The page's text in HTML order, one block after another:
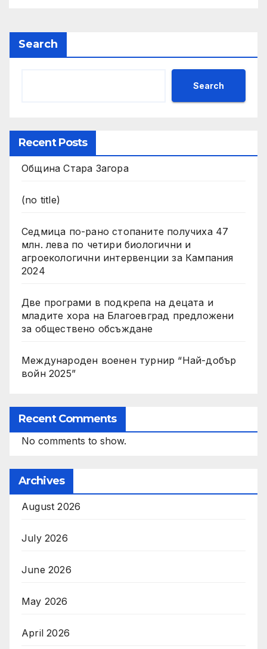
Search
Search
Recent Posts
Община Стара Загора
(no title)
Седмица по-рано стопаните получиха 47
млн. лева по четири биологични и
агроекологични интервенции за Кампания
2024
Две програми в подкрепа на децата и
младите хора на Благоевград предложени
за обществено обсъждане
Международен военен турнир “Най-добър
войн 2025”
Recent Comments
No comments to show.
Archives
August 2026
July 2026
June 2026
May 2026
April 2026